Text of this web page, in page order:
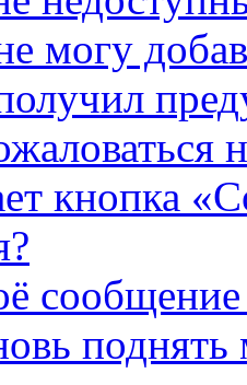
могу
кнопка
сообщение